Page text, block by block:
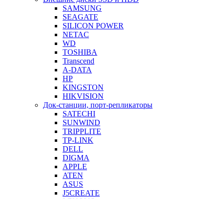
SAMSUNG
SEAGATE
SILICON POWER
NETAC
WD
TOSHIBA
Transcend
A-DATA
HP
KINGSTON
HIKVISION
Док-станции, порт-репликаторы
SATECHI
SUNWIND
TRIPPLITE
TP-LINK
DELL
DIGMA
APPLE
ATEN
ASUS
J5CREATE